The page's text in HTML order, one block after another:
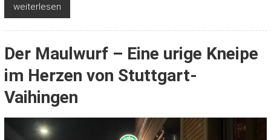
weiterlesen
Der Maulwurf – Eine urige Kneipe
im Herzen von Stuttgart-
Vaihingen